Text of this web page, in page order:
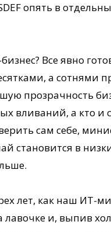
опять в
Все явно
а сотнями
прозрачность
вливаний, а кто
сам себе,
становится в
лет, как наш ИТ-
и, выпив